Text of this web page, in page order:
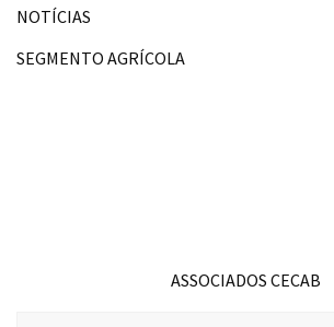
NOTÍCIAS
SEGMENTO AGRÍCOLA
ASSOCIADOS CECAB